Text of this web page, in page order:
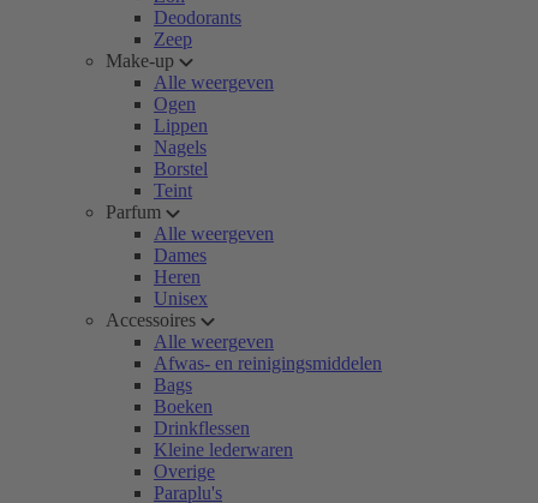
Deodorants
Zeep
Make-up
Alle weergeven
Ogen
Lippen
Nagels
Borstel
Teint
Parfum
Alle weergeven
Dames
Heren
Unisex
Accessoires
Alle weergeven
Afwas- en reinigingsmiddelen
Bags
Boeken
Drinkflessen
Kleine lederwaren
Overige
Paraplu's